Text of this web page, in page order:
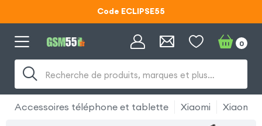
Code ECLIPSE55
Lunettes d'éclipse OFFERTES
Recherche de produits, marques et plus…
0
Accessoires téléphone et tablette Xiaomi Xiaomi